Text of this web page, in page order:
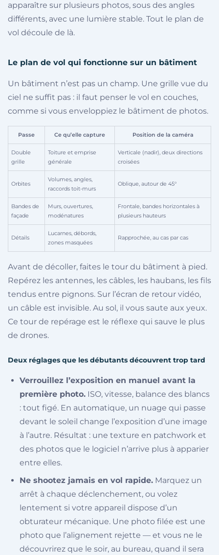
apparaître sur plusieurs photos, sous des angles
différents, avec une lumière stable. Tout le plan de
vol découle de là.
Le plan de vol qui fonctionne sur un bâtiment
Un bâtiment n’est pas un champ. Une grille vue du
ciel ne suffit pas : il faut penser le vol en couches,
comme si vous enveloppiez le bâtiment de photos.
Passe Ce qu’elle capture Position de la caméra
Double
grille
Toiture et emprise
générale
Verticale (nadir), deux directions
croisées
Orbites
Volumes, angles,
raccords toit-murs
Oblique, autour de 45°
Bandes de
façade
Murs, ouvertures,
modénatures
Frontale, bandes horizontales à
plusieurs hauteurs
Détails
Lucarnes, débords,
zones masquées
Rapprochée, au cas par cas
Avant de décoller, faites le tour du bâtiment à pied.
Repérez les antennes, les câbles, les haubans, les fils
tendus entre pignons. Sur l’écran de retour vidéo,
un câble est invisible. Au sol, il vous saute aux yeux.
Ce tour de repérage est le réflexe qui sauve le plus
de drones.
Deux réglages que les débutants découvrent trop tard
Verrouillez l’exposition en manuel avant la
première photo. ISO, vitesse, balance des blancs
: tout figé. En automatique, un nuage qui passe
devant le soleil change l’exposition d’une image
à l’autre. Résultat : une texture en patchwork et
des photos que le logiciel n’arrive plus à apparier
entre elles.
Ne shootez jamais en vol rapide. Marquez un
arrêt à chaque déclenchement, ou volez
lentement si votre appareil dispose d’un
obturateur mécanique. Une photo filée est une
photo que l’alignement rejette — et vous ne le
découvrirez que le soir, au bureau, quand il sera